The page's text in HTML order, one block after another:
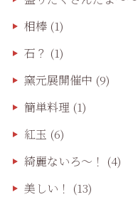
相棒(1)
石？ (1)
窯元展開催中 (9)
簡単料理 (1)
紅玉 (6)
綺麗ないろ～！ (4)
美しい！ (13)